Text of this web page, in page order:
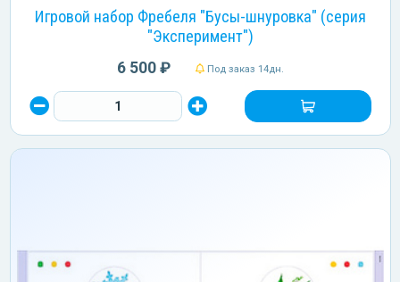
Игровой набор Фребеля "Бусы-шнуровка" (серия
"Эксперимент")
6 500 ₽ Под заказ 14дн.